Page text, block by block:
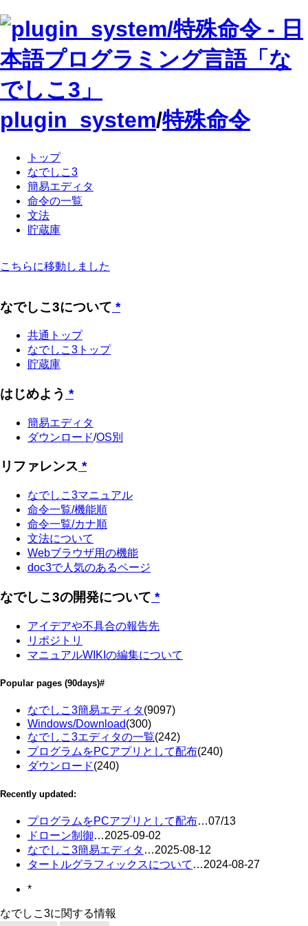
plugin_system/特殊命令
トップ
なでしこ3
簡易エディタ
命令の一覧
文法
貯蔵庫
こちらに移動しました
なでしこ3について *
共通トップ
なでしこ3トップ
貯蔵庫
はじめよう *
簡易エディタ
ダウンロード/OS別
リファレンス *
なでしこ3マニュアル
命令一覧/機能順
命令一覧/カナ順
文法について
Webブラウザ用の機能
doc3で人気のあるページ
なでしこ3の開発について *
アイデアや不具合の報告先
リポジトリ
マニュアルWIKIの編集について
Popular pages (90days)#
なでしこ3簡易エディタ(9097)
Windows/Download(300)
なでしこ3エディタの一覧(242)
プログラムをPCアプリとして配布(240)
ダウンロード(240)
Recently updated:
プログラムをPCアプリとして配布…07/13
ドローン制御…2025-09-02
なでしこ3簡易エディタ …2025-08-12
タートルグラフィックスについて …2024-08-27
*
なでしこ3に関する情報